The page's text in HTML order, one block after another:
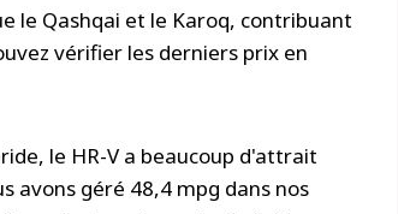
le Qashqai et le Karoq, contribuant
vérifier les derniers prix en
le HR-V a beaucoup d'attrait
avons géré 48,4 mpg dans nos